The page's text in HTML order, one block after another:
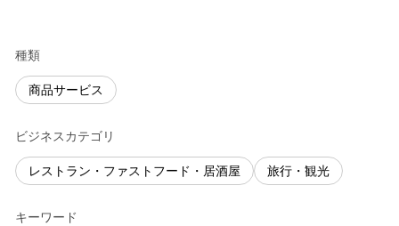
種類
商品サービス
ビジネスカテゴリ
レストラン・ファストフード・居酒屋 旅行・観光
キーワード